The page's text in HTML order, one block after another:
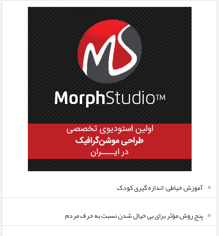
آموزش خیاطی: اندازه گیری کودک
پنج روش مؤثر برای بی خیال شدن نسبت به حرف مردم